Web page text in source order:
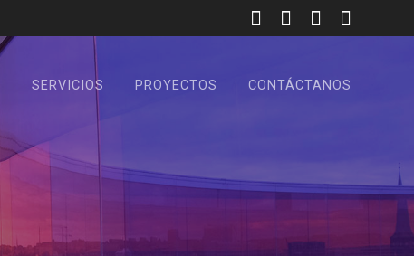
SERVICIOS PROYECTOS CONTÁCTANOS